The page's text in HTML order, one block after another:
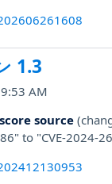
1.3
AM
score source
to "CVE-2024-